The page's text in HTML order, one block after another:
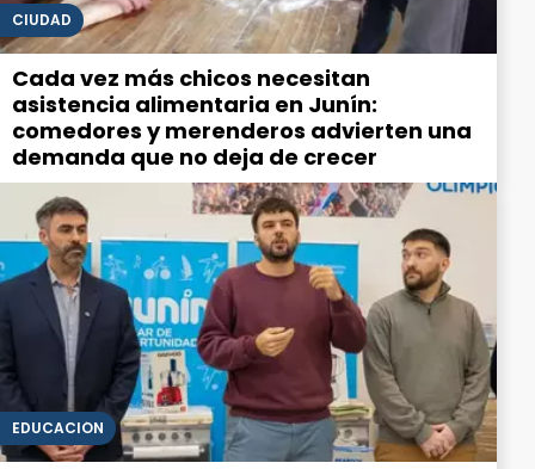
CIUDAD
Cada vez más chicos necesitan
asistencia alimentaria en Junín:
comedores y merenderos advierten una
demanda que no deja de crecer
EDUCACIÓN